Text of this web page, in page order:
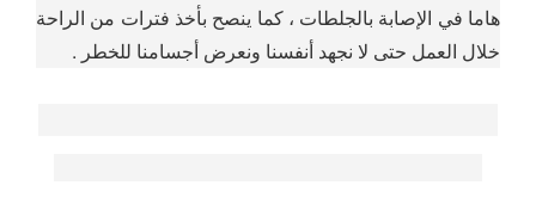
هاما في الإصابة بالجلطات ، كما ينصح بأخذ فترات من الراحة
خلال العمل حتى لا نجهد أنفسنا ونعرض أجسامنا للخطر .